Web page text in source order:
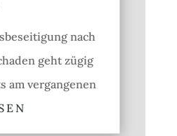
nach
geht zügig
am vergangenen